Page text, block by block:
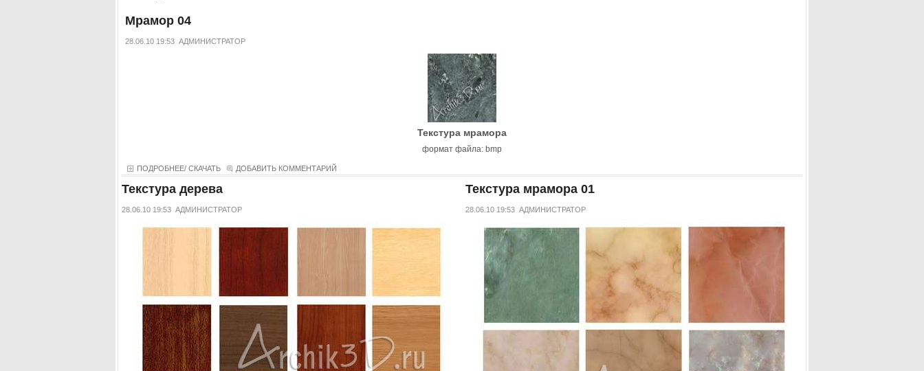
Мрамор 04
28.06.10 19:53 АДМИНИСТРАТОР
Текстура мрамора
формат файла: bmp
ПОДРОБНЕЕ/ СКАЧАТЬ ДОБАВИТЬ КОММЕНТАРИЙ
Текстура дерева
28.06.10 19:53 АДМИНИСТРАТОР
Текстура мрамора 01
28.06.10 19:53 АДМИНИСТРАТОР